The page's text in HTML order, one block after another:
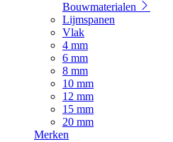
Bouwmaterialen
Lijmspanen
Vlak
4 mm
6 mm
8 mm
10 mm
12 mm
15 mm
20 mm
Merken